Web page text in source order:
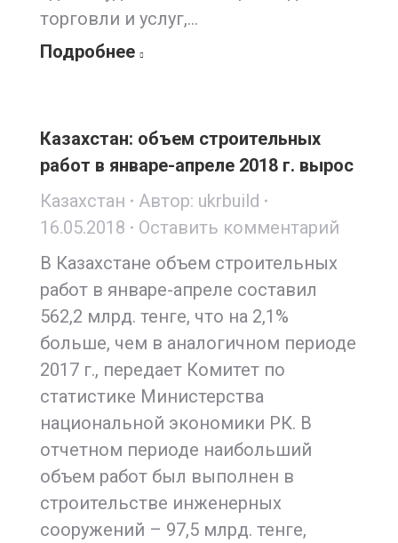
торговли и услуг,…
Подробнее
Казахстан: объем строительных
работ в январе-апреле 2018 г. вырос
Казахстан
Автор: ukrbuild
16.05.2018
Оставить комментарий
В Казахстане объем строительных
работ в январе-апреле составил
562,2 млрд. тенге, что на 2,1%
больше, чем в аналогичном периоде
2017 г., передает Комитет по
статистике Министерства
национальной экономики РК. В
отчетном периоде наибольший
объем работ был выполнен в
строительстве инженерных
сооружений – 97,5 млрд. тенге,